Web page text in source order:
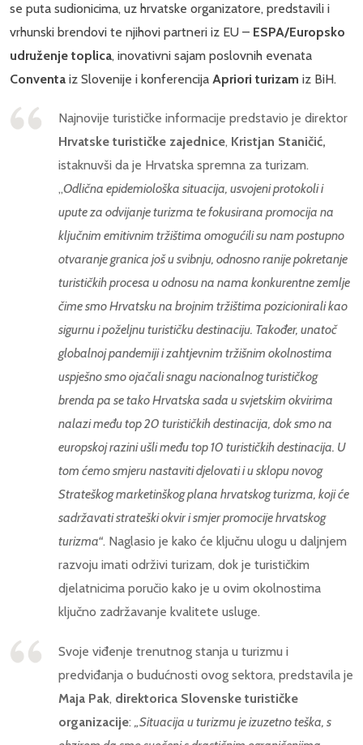
se puta sudionicima, uz hrvatske organizatore, predstavili i
vrhunski brendovi te njihovi partneri iz EU – ESPA/Europsko
udruženje toplica, inovativni sajam poslovnih evenata
Conventa iz Slovenije i konferencija Apriori turizam iz BiH.
Najnovije turističke informacije predstavio je direktor
Hrvatske turističke zajednice, Kristjan Staničić,
istaknuvši da je Hrvatska spremna za turizam.
„Odlična epidemiološka situacija, usvojeni protokoli i
upute za odvijanje turizma te fokusirana promocija na
ključnim emitivnim tržištima omogućili su nam postupno
otvaranje granica još u svibnju, odnosno ranije pokretanje
turističkih procesa u odnosu na nama konkurentne zemlje
čime smo Hrvatsku na brojnim tržištima pozicionirali kao
sigurnu i poželjnu turističku destinaciju. Također, unatoč
globalnoj pandemiji i zahtjevnim tržišnim okolnostima
uspješno smo ojačali snagu nacionalnog turističkog
brenda pa se tako Hrvatska sada u svjetskim okvirima
nalazi među top 20 turističkih destinacija, dok smo na
europskoj razini ušli među top 10 turističkih destinacija. U
tom ćemo smjeru nastaviti djelovati i u sklopu novog
Strateškog marketinškog plana hrvatskog turizma, koji će
sadržavati strateški okvir i smjer promocije hrvatskog
turizma“. Naglasio je kako će ključnu ulogu u daljnjem
razvoju imati održivi turizam, dok je turističkim
djelatnicima poručio kako je u ovim okolnostima
ključno zadržavanje kvalitete usluge.
Svoje viđenje trenutnog stanja u turizmu i
predviđanja o budućnosti ovog sektora, predstavila je
Maja Pak, direktorica Slovenske turističke
organizacije: „Situacija u turizmu je izuzetno teška, s